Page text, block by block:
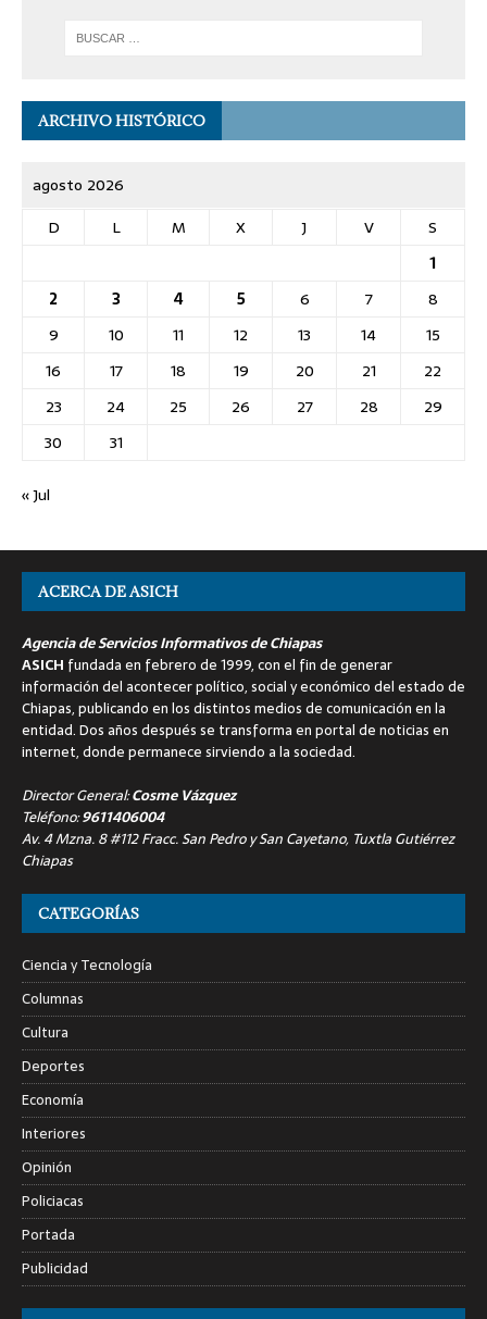
ARCHIVO HISTÓRICO
agosto 2026
D
L M X J V
S
1
2
3 4 5 6 7
8
9
10 11 12 13 14
15
16
17 18 19 20 21
22
23
24 25 26 27 28
29
30
31
« Jul
ACERCA DE ASICH
Agencia de Servicios Informativos de Chiapas
ASICH fundada en febrero de 1999, con el fin de generar
información del acontecer político, social y económico del estado de
Chiapas, publicando en los distintos medios de comunicación en la
entidad. Dos años después se transforma en portal de noticias en
internet, donde permanece sirviendo a la sociedad.
Director General:Cosme Vázquez
Teléfono:9611406004
Av. 4 Mzna. 8 #112 Fracc. San Pedro y San Cayetano, Tuxtla Gutiérrez
Chiapas
CATEGORÍAS
Ciencia y Tecnología
Columnas
Cultura
Deportes
Economía
Interiores
Opinión
Policiacas
Portada
Publicidad